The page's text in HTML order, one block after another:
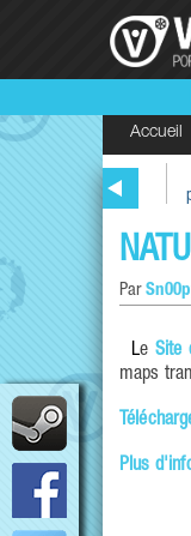
Accueil
Par
Le Site
maps
Plus